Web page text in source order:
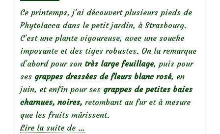
Ce printemps, j’ai découvert plusieurs pieds de
Phytolacca dans le petit jardin, à Strasbourg.
C’est une plante vigoureuse, avec une souche
imposante et des tiges robustes. On la remarque
d’abord pour son très large feuillage, puis pour
ses grappes dressées de fleurs blanc rosé, en
juin, et enfin pour ses grappes de petites baies
charnues, noires, retombant au fur et à mesure
que les fruits mûrissent.
Lire la suite de …